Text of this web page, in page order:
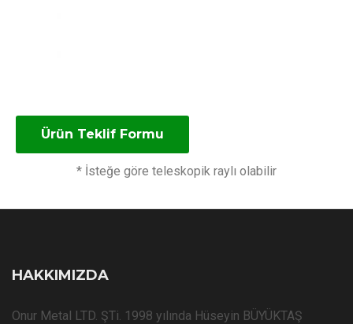
Ürün Teklif Formu
* İsteğe göre teleskopik raylı olabilir
HAKKIMIZDA
Onur Metal LTD. ŞTi. 1998 yılında Hüseyin BÜYÜKTAŞ